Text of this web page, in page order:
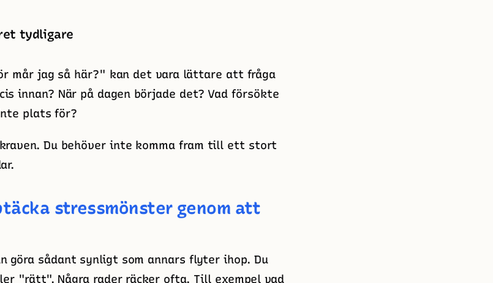
tydligare
mår jag så här?" kan det vara lättare att fråga
innan? När på dagen började det? Vad försökte
plats för?
Du behöver inte komma fram till ett stort
stressmönster genom att
göra sådant synligt som annars flyter ihop. Du
"rätt". Några rader räcker ofta. Till exempel vad